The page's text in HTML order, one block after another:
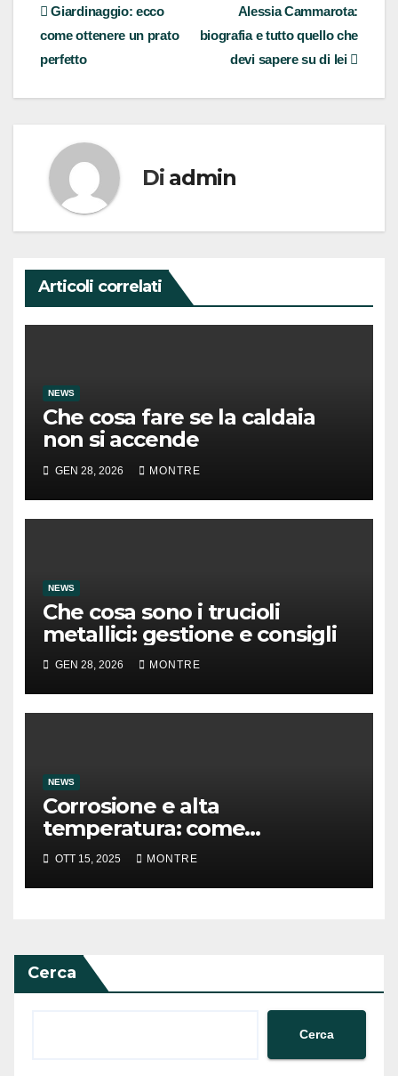
Navigazione
articoli
Alessia Cammarota:
biografia e tutto quello che
devi sapere su di lei
Giardinaggio: ecco
come ottenere un prato
perfetto
Di admin
Articoli correlati
NEWS
Che cosa fare se la caldaia
non si accende
GEN 28, 2026 MONTRE
NEWS
Che cosa sono i trucioli
metallici: gestione e consigli
GEN 28, 2026 MONTRE
NEWS
Corrosione e alta
temperatura: come
preservare un elemento
termometrico
OTT 15, 2025 MONTRE
Cerca
Cerca